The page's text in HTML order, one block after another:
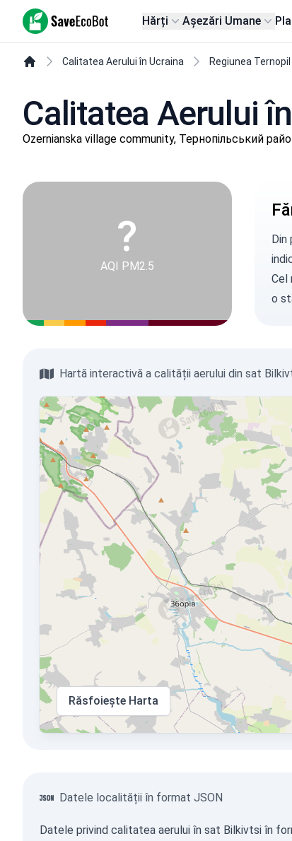
SaveEcoBot Hărți Așezări Umane
Calitatea Aerului în Ucraina Regiunea Ternopil
Calitatea Aerului
Ozernianska village community, Тернопільський
?
AQI PM2.5
Din
Cel
o
Hartă interactivă a calității aerului din sat
Răsfoiește Harta
Datele localității în format JSON
Datele privind calitatea aerului în sat Bilkivtsi în